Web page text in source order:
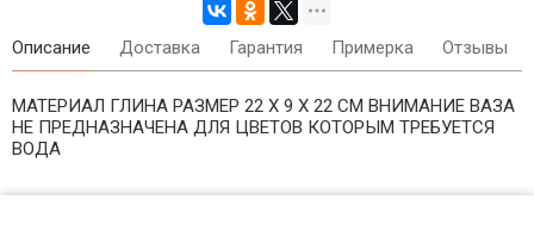
Описание Доставка Гарантия Примерка Отзывы
МАТЕРИАЛ ГЛИНА РАЗМЕР 22 Х 9 Х 22 CM ВНИМАНИЕ ВАЗА
НЕ ПРЕДНАЗНАЧЕНА ДЛЯ ЦВЕТОВ КОТОРЫМ ТРЕБУЕТСЯ
ВОДА